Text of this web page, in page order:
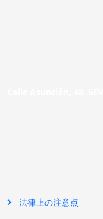
法律上の注意点